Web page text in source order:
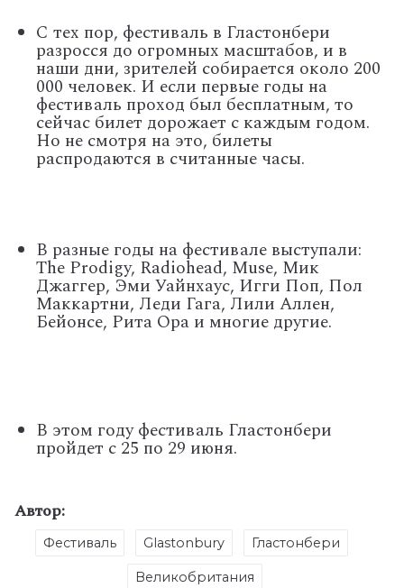
С тех пор, фестиваль в Гластонбери
разросся до огромных масштабов, и в
наши дни, зрителей собирается около 200
000 человек. И если первые годы на
фестиваль проход был бесплатным, то
сейчас билет дорожает с каждым годом.
Но не смотря на это, билеты
распродаются в считанные часы.
В разные годы на фестивале выступали:
The Prodigy, Radiohead, Muse, Мик
Джаггер, Эми Уайнхаус, Игги Поп, Пол
Маккартни, Леди Гага, Лили Аллен,
Бейонсе, Рита Ора и многие другие.
В этом году фестиваль Гластонбери
пройдет с 25 по 29 июня.
Автор:
Фестиваль Glastonbury Гластонбери
Великобритания